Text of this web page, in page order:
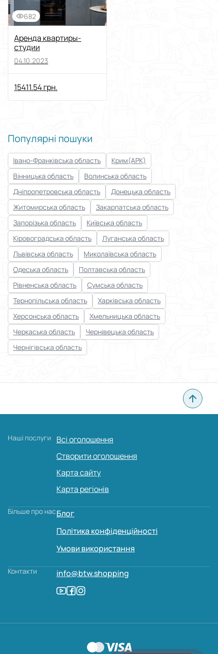
682
Аренда квартиры-
студии
04.10.2023
15411.54 грн.
Популярні пошуки
Івано-Франківська область
Крим(АРК)
Вінницька область
Волинська область
Дніпропетровська область
Донецька область
Житомирська область
Закарпатська область
Запорізька область
Київська область
Кіровоградська область
Луганська область
Львівська область
Миколаївська область
Одеська область
Полтавська область
Рівненська область
Сумська область
Тернопільська область
Харківська область
Херсонська область
Хмельницька область
Черкаська область
Чернівецька область
Чернігівська область
Наші послуги
Всі оголошення
Створити оголошення
Карта сайту
Карта регіонів
Більше про насБлог
Політика конфіденційності
Умови використання
Контакти info@btw.shopping